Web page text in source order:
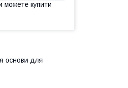
можете купити
основи для